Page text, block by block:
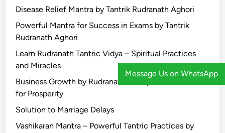
Disease Relief Mantra by Tantrik Rudranath Aghori
Powerful Mantra for Success in Exams by Tantrik
Rudranath Aghori
Learn Rudranath Tantric Vidya – Spiritual Practices
and Miracles
Business Growth by Rudranath Ji – Spiritual Guidance
for Prosperity
Solution to Marriage Delays
Vashikaran Mantra – Powerful Tantric Practices by
Message Us on WhatsApp